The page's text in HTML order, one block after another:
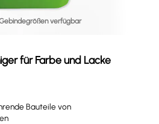
verfügbar
für Farbe und Lacke
Bauteile von